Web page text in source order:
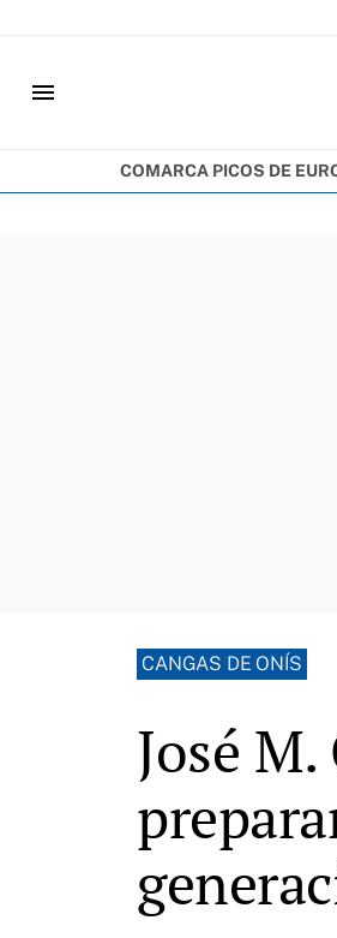
menu
COMARCA PICOS DE
CANGAS DE ONÍS
José